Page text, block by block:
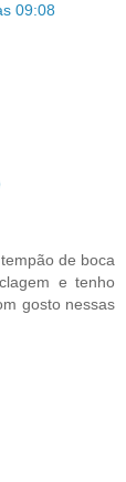
09:08
de boca
e tenho
gosto nessas